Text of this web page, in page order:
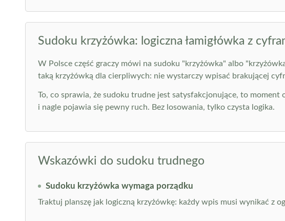
Sudoku krzyżówka: logiczna łamigłówka z
W Polsce część graczy mówi na sudoku "krzyżówka" albo
taką krzyżówką dla cierpliwych: nie wystarczy wpisać brakującej
To, co sprawia, że sudoku trudne jest satysfakcjonujące, to
i nagle pojawia się pewny ruch. Bez losowania, tylko czysta logika.
Wskazówki do sudoku trudnego
Sudoku krzyżówka wymaga porządku
Traktuj planszę jak logiczną krzyżówkę: każdy wpis musi wynikać z